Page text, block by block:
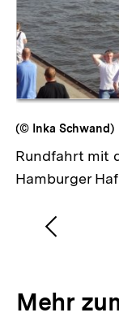
(© Inka Schwand)
Rundfahrt mit
Hamburger
Mehr